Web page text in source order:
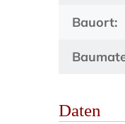
Bauort:
Daten